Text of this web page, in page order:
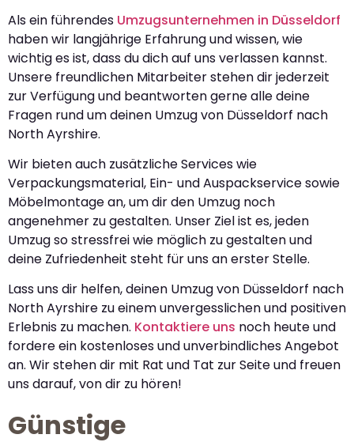
Als ein führendes Umzugsunternehmen in Düsseldorf
haben wir langjährige Erfahrung und wissen, wie
wichtig es ist, dass du dich auf uns verlassen kannst.
Unsere freundlichen Mitarbeiter stehen dir jederzeit
zur Verfügung und beantworten gerne alle deine
Fragen rund um deinen Umzug von Düsseldorf nach
North Ayrshire.
Wir bieten auch zusätzliche Services wie
Verpackungsmaterial, Ein- und Auspackservice sowie
Möbelmontage an, um dir den Umzug noch
angenehmer zu gestalten. Unser Ziel ist es, jeden
Umzug so stressfrei wie möglich zu gestalten und
deine Zufriedenheit steht für uns an erster Stelle.
Lass uns dir helfen, deinen Umzug von Düsseldorf nach
North Ayrshire zu einem unvergesslichen und positiven
Erlebnis zu machen. Kontaktiere uns noch heute und
fordere ein kostenloses und unverbindliches Angebot
an. Wir stehen dir mit Rat und Tat zur Seite und freuen
uns darauf, von dir zu hören!
Günstige